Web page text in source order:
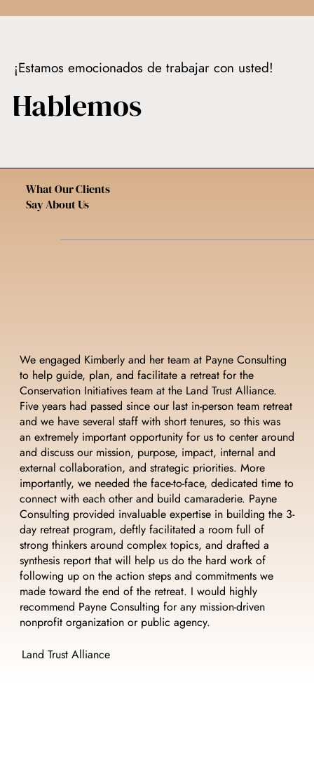
¡Estamos emocionados de trabajar con usted!
Hablemos
What Our Clients
Say About Us
We engaged Kimberly and her team at Payne Consulting
to help guide, plan, and facilitate a retreat for the
Conservation Initiatives team at the Land Trust Alliance.
Five years had passed since our last in-person team retreat
and we have several staff with short tenures, so this was
an extremely important opportunity for us to center around
and discuss our mission, purpose, impact, internal and
external collaboration, and strategic priorities. More
importantly, we needed the face-to-face, dedicated time to
connect with each other and build camaraderie. Payne
Consulting provided invaluable expertise in building the 3-
day retreat program, deftly facilitated a room full of
strong thinkers around complex topics, and drafted a
synthesis report that will help us do the hard work of
following up on the action steps and commitments we
made toward the end of the retreat. I would highly
recommend Payne Consulting for any mission-driven
nonprofit organization or public agency.
Land Trust Alliance